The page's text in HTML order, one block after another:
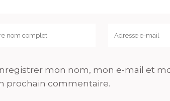
mon nom, mon e-mail et
prochain commentaire.